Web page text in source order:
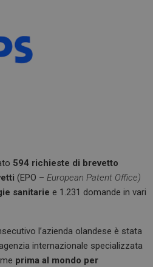
594 richieste di brevetto
(EPO –European Patent Office)
sanitarie e 1.231 domande in vari
l’azienda olandese è stata
internazionale specializzata
prima al mondo per